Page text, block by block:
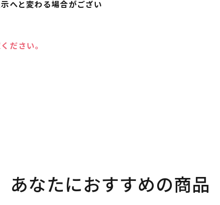
へと変わる場合がござい
ださい。
あなたにおすすめの商品